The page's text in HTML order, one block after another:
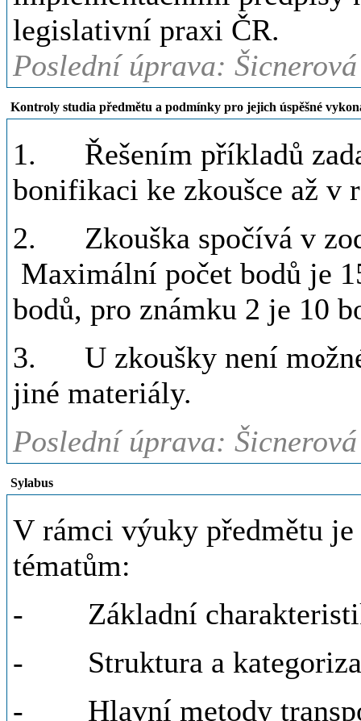
legislativní praxi ČR.
Poslední úprava:
Kontroly studia předmětu a podmínky pro jejich úspěšné
1. Řešením příkladů
bonifikaci ke zkoušce až v
2. Zkouška spočívá v
Maximální počet bodů je
bodů, pro známku 2 je 10
3. U zkoušky není
jiné materiály.
Poslední úprava:
Sylabus
V rámci výuky předmětu je
tématům:
- Základní
- Struktura a
- Hlavní metody